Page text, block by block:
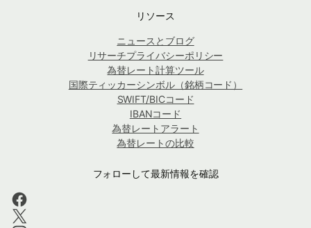
リソース
ニュースとブログ
リサーチプライバシーポリシー
為替レート計算ツール
国際ティッカーシンボル（銘柄コード）
SWIFT/BICコード
IBANコード
為替レートアラート
為替レートの比較
フォローして最新情報を確認